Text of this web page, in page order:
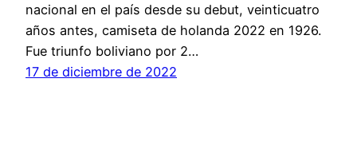
nacional en el país desde su debut, veinticuatro
años antes, camiseta de holanda 2022 en 1926.
Fue triunfo boliviano por 2…
17 de diciembre de 2022